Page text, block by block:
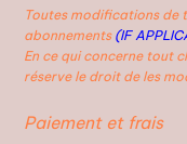
Toutes modifications de
abonnements (IF
En ce qui concerne tout
réserve le droit de les
Paiement et frais